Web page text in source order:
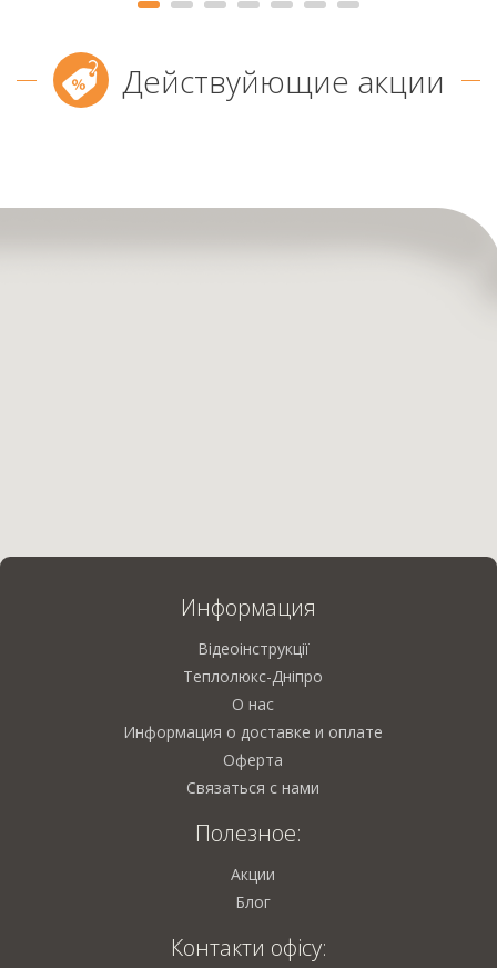
Действуйющие акции
Информация
Відеоінструкції
Теплолюкс-Дніпро
О нас
Информация о доставке и оплате
Оферта
Связаться с нами
Полезное:
Акции
Блог
Контакти офісу: